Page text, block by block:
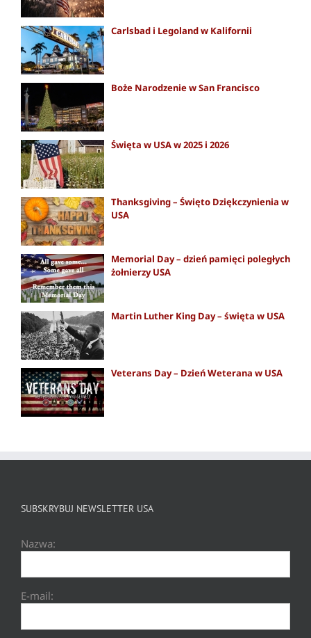
Carlsbad i Legoland w Kalifornii
Boże Narodzenie w San Francisco
Święta w USA w 2025 i 2026
Thanksgiving – Święto Dziękczynienia w
USA
Memorial Day – dzień pamięci poległych
żołnierzy USA
Martin Luther King Day – święta w USA
Veterans Day – Dzień Weterana w USA
SUBSKRYBUJ NEWSLETTER USA
Nazwa:
E-mail: